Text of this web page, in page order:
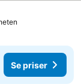
Se priser